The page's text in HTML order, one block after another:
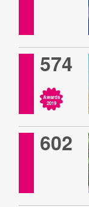
574
Awards
2019
602